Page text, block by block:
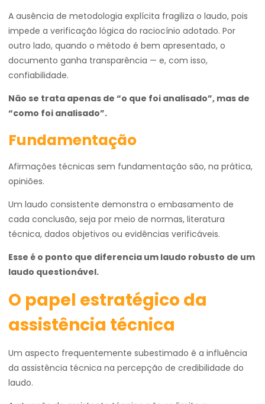
A ausência de metodologia explícita fragiliza o laudo, pois
impede a verificação lógica do raciocínio adotado. Por
outro lado, quando o método é bem apresentado, o
documento ganha transparência — e, com isso,
confiabilidade.
Não se trata apenas de “o que foi analisado”, mas de
“como foi analisado”.
Fundamentação
Afirmações técnicas sem fundamentação são, na prática,
opiniões.
Um laudo consistente demonstra o embasamento de
cada conclusão, seja por meio de normas, literatura
técnica, dados objetivos ou evidências verificáveis.
Esse é o ponto que diferencia um laudo robusto de um
laudo questionável.
O papel estratégico da
assistência técnica
Um aspecto frequentemente subestimado é a influência
da assistência técnica na percepção de credibilidade do
laudo.